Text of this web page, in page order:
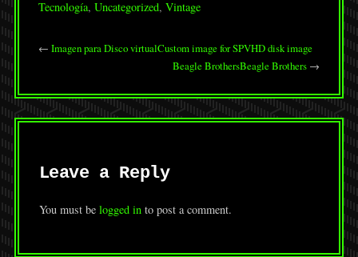
Tecnología, Uncategorized, Vintage
← Imagen para Disco virtualCustom image for SPVHD disk image
Beagle BrothersBeagle Brothers →
Leave a Reply
You must be logged into post a comment.